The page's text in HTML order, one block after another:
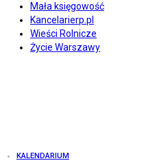
Mała księgowość
Kancelarierp.pl
Wieści Rolnicze
Życie Warszawy
KALENDARIUM